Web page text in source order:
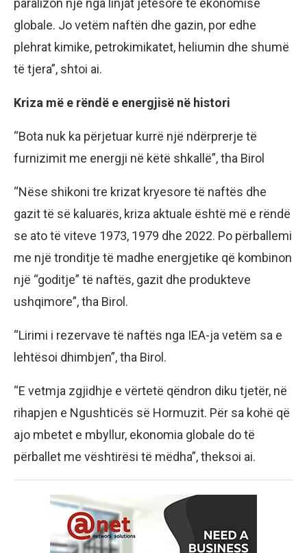
paralizon një nga linjat jetësore të ekonomisë
globale. Jo vetëm naftën dhe gazin, por edhe
plehrat kimike, petrokimikatet, heliumin dhe shumë
të tjera”, shtoi ai.
Kriza më e rëndë e energjisë në histori
“Bota nuk ka përjetuar kurrë një ndërprerje të
furnizimit me energji në këtë shkallë”, tha Birol
“Nëse shikoni tre krizat kryesore të naftës dhe
gazit të së kaluarës, kriza aktuale është më e rëndë
se ato të viteve 1973, 1979 dhe 2022. Po përballemi
me një tronditje të madhe energjetike që kombinon
një “goditje” të naftës, gazit dhe produkteve
ushqimore”, tha Birol.
“Lirimi i rezervave të naftës nga IEA-ja vetëm sa e
lehtësoi dhimbjen”, tha Birol.
“E vetmja zgjidhje e vërtetë qëndron diku tjetër, në
rihapjen e Ngushticës së Hormuzit. Për sa kohë që
ajo mbetet e mbyllur, ekonomia globale do të
përballet me vështirësi të mëdha”, theksoi ai.